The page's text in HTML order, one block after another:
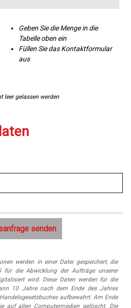
Geben Sie die Menge in die
Tabelle oben ein
Füllen Sie das Kontaktformular
aus
leer gelassen werden
werden in einer Datei gespeichert, die
für die Abwicklung der Aufträge unserer
wird. Diese Daten werden für die
10 Jahre nach dem Ende des Jahres
aufbewahrt. Am Ende
auf allen Computermedien gelöscht. Die